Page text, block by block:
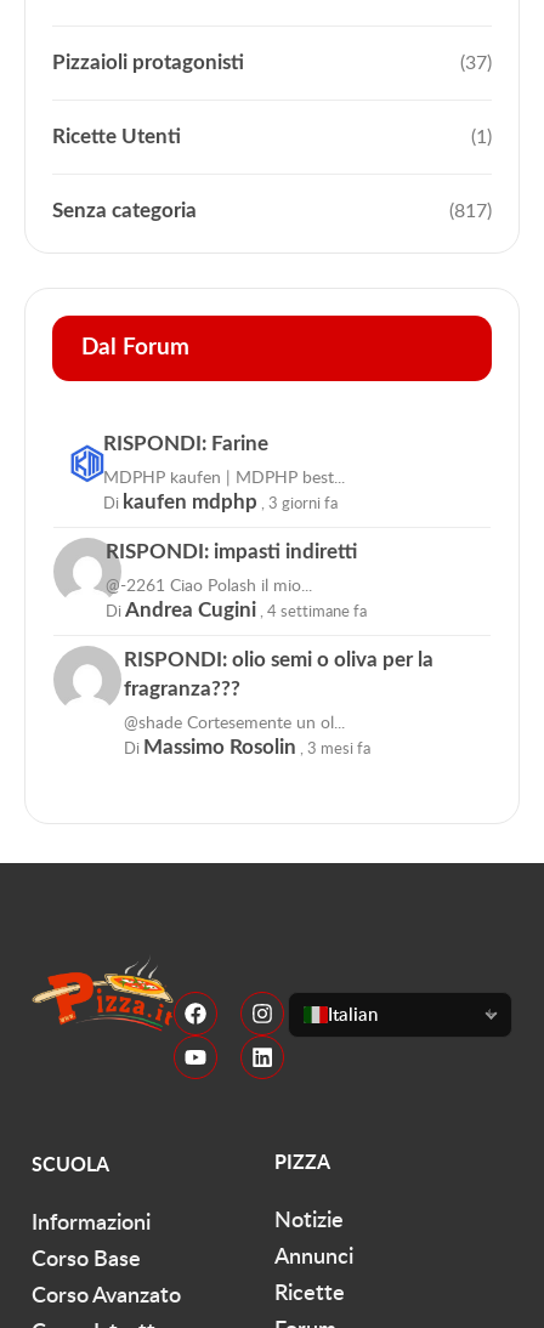
Pizzaioli protagonisti (37)
Ricette Utenti (1)
Senza categoria (817)
Dal Forum
RISPONDI: Farine
MDPHP kaufen | MDPHP best...
Di kaufen mdphp , 3 giorni fa
RISPONDI: impasti indiretti
@-2261 Ciao Polash il mio...
DiAndrea Cugini ,4 settimane fa
RISPONDI: olio semi o oliva per la
fragranza???
@shade Cortesemente un ol...
Di Massimo Rosolin , 3 mesi fa
Italian
SCUOLA
Informazioni
Corso Base
Corso Avanzato
PIZZA
Notizie
Annunci
Ricette